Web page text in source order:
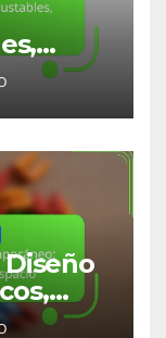
Diseño